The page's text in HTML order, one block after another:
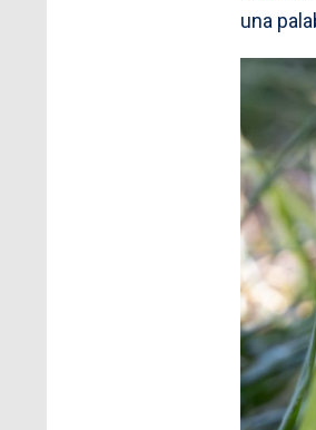
una